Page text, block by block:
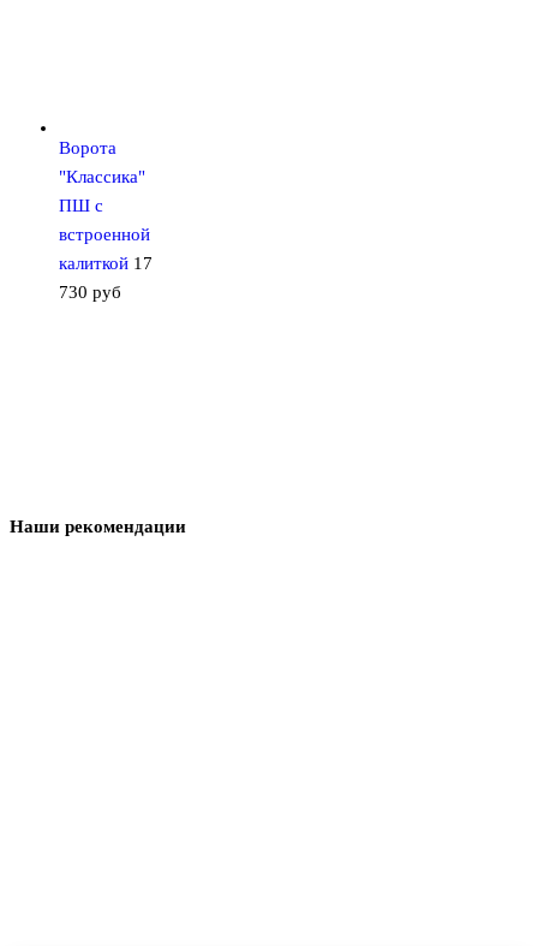
Ворота
"Классика"
ПШ с
встроенной
калиткой 17
730 руб
Наши рекомендации